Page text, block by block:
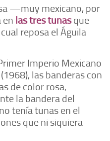
—muy mexicano, por
las tres tunasque
reposa el Águila
Imperio Mexicano
las banderas con
de color rosa,
la bandera del
tenía tunas en el
que ni siquiera